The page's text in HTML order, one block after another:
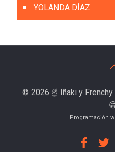
YOLANDA DÍAZ
© 2026 ☝️ Iñaki y Frenchy
Programación